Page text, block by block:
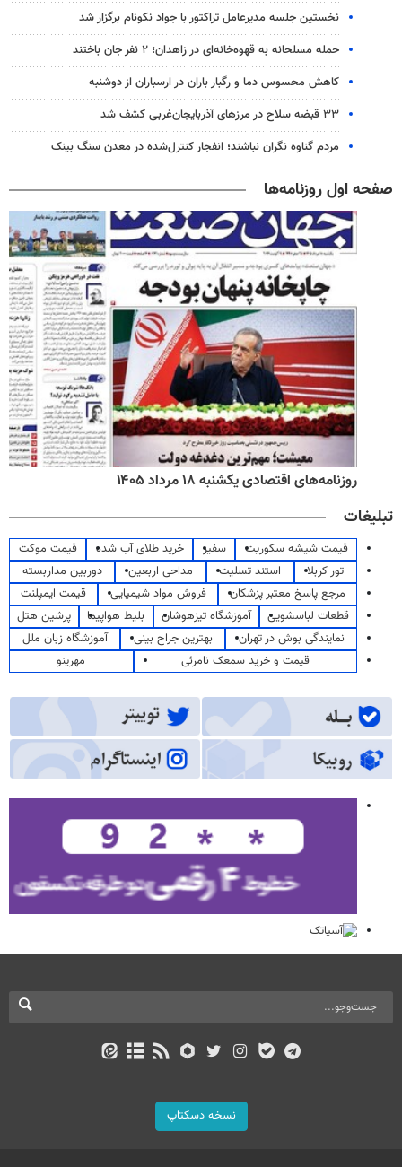
نخستین جلسه مدیرعامل تراکتور با جواد نکونام برگزار شد
حمله مسلحانه به قهوه‌خانه‌ای در زاهدان؛ ۲ نفر جان باختند
کاهش محسوس دما و رگبار باران در ارسباران از دوشنبه
۳۳ قبضه سلاح در مرزهای آذربایجان‌غربی کشف شد
مردم گناوه نگران نباشند؛ انفجار کنترل‌شده در معدن سنگ بینک
صفحه اول روزنامه‌ها
روزنامه‌های اقتصادی یکشنبه ۱۸ مرداد ۱۴۰۵
تبلیغات
قیمت شیشه سکوریت سفیر خرید طلای آب شده
قیمت موکت
تور کربلا
استند تسلیت مداحی اربعین
دوربین مداربسته
مرجع پاسخ معتبر پزشکان
فروش مواد شیمیایی
قیمت ایمپلنت
قطعات لباسشویی
آموزشگاه تیزهوشان بلیط هواپیما
پرشین هتل
نمایندگی بوش در تهران
بهترین جراح بینی
آموزشگاه زبان ملل
قیمت و خرید سمعک نامرئی
مهرینو
نسخه دسکتاپ